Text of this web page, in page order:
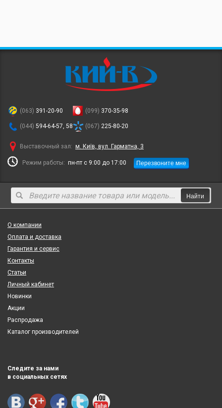
(063) 391-20-90
(044) 594-64-57, 58
(099) 370-35-98
(067) 225-80-20
Выставочный зал: м. Київ, вул. Гарматна, 3
Режим работы: пн-пт с 9:00 до 17:00 Перезвоните мне
Найти
О компании
Оплата и доставка
Гарантия и сервис
Контакты
Статьи
Личный кабинет
Новинки
Акции
Распродажа
Каталог производителей
Следите за нами
в социальных сетях